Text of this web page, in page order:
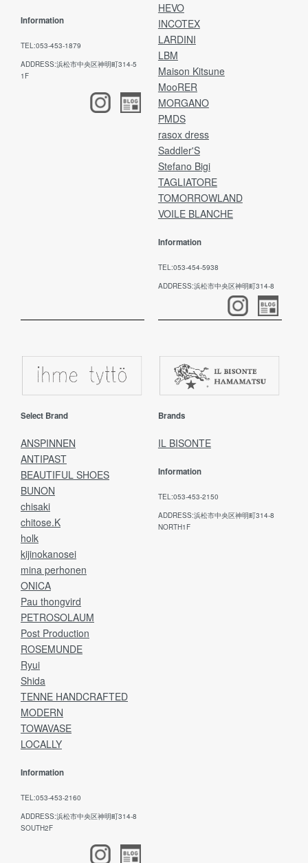
Information
TEL:053-453-1879
ADDRESS:浜松市中央区神明町314-5
1F
HEVO
INCOTEX
LARDINI
LBM
Maison Kitsune
MooRER
MORGANO
PMDS
rasox dress
Saddler'S
Stefano Bigi
TAGLIATORE
TOMORROWLAND
VOILE BLANCHE
Information
TEL:053-454-5938
ADDRESS:浜松市中央区神明町314-8
Select Brand
ANSPINNEN
ANTIPAST
BEAUTIFUL SHOES
BUNON
chisaki
chitose.K
holk
kijinokanosei
mina perhonen
ONICA
Pau thongvird
PETROSOLAUM
Post Production
ROSEMUNDE
Ryui
Shida
TENNE HANDCRAFTED
MODERN
TOWAVASE
LOCALLY
Information
TEL:053-453-2160
ADDRESS:浜松市中央区神明町314-8
SOUTH2F
Brands
IL BISONTE
Information
TEL:053-453-2150
ADDRESS:浜松市中央区神明町314-8
NORTH1F